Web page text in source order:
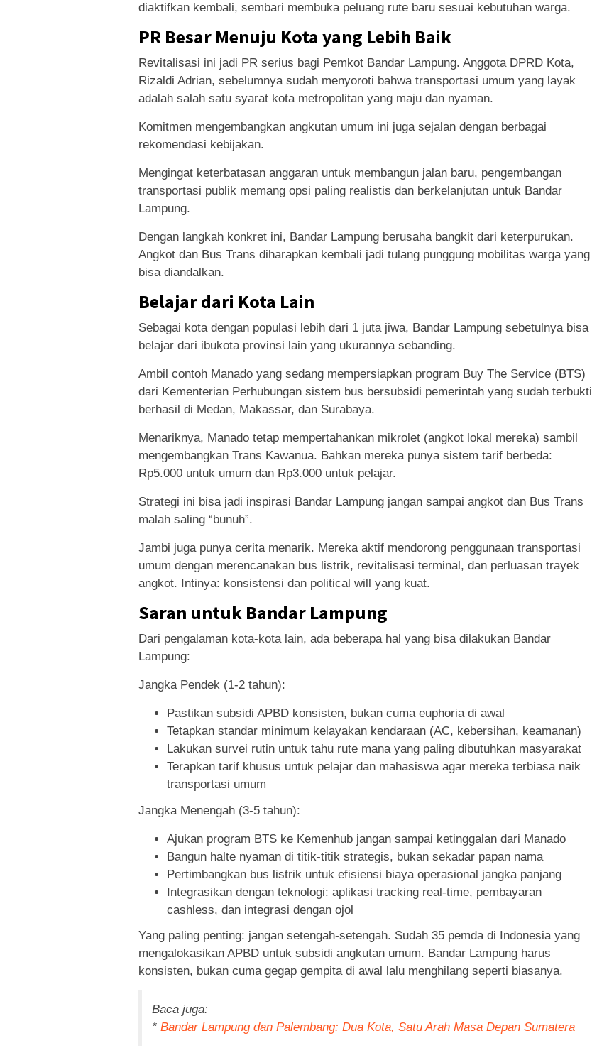
diaktifkan kembali, sembari membuka peluang rute baru sesuai kebutuhan warga.
PR Besar Menuju Kota yang Lebih Baik
Revitalisasi ini jadi PR serius bagi Pemkot Bandar Lampung. Anggota DPRD Kota,
Rizaldi Adrian, sebelumnya sudah menyoroti bahwa transportasi umum yang layak
adalah salah satu syarat kota metropolitan yang maju dan nyaman.
Komitmen mengembangkan angkutan umum ini juga sejalan dengan berbagai
rekomendasi kebijakan.
Mengingat keterbatasan anggaran untuk membangun jalan baru, pengembangan
transportasi publik memang opsi paling realistis dan berkelanjutan untuk Bandar
Lampung.
Dengan langkah konkret ini, Bandar Lampung berusaha bangkit dari keterpurukan.
Angkot dan Bus Trans diharapkan kembali jadi tulang punggung mobilitas warga yang
bisa diandalkan.
Belajar dari Kota Lain
Sebagai kota dengan populasi lebih dari 1 juta jiwa, Bandar Lampung sebetulnya bisa
belajar dari ibukota provinsi lain yang ukurannya sebanding.
Ambil contoh Manado yang sedang mempersiapkan program Buy The Service (BTS)
dari Kementerian Perhubungan sistem bus bersubsidi pemerintah yang sudah terbukti
berhasil di Medan, Makassar, dan Surabaya.
Menariknya, Manado tetap mempertahankan mikrolet (angkot lokal mereka) sambil
mengembangkan Trans Kawanua. Bahkan mereka punya sistem tarif berbeda:
Rp5.000 untuk umum dan Rp3.000 untuk pelajar.
Strategi ini bisa jadi inspirasi Bandar Lampung jangan sampai angkot dan Bus Trans
malah saling “bunuh”.
Jambi juga punya cerita menarik. Mereka aktif mendorong penggunaan transportasi
umum dengan merencanakan bus listrik, revitalisasi terminal, dan perluasan trayek
angkot. Intinya: konsistensi dan political will yang kuat.
Saran untuk Bandar Lampung
Dari pengalaman kota-kota lain, ada beberapa hal yang bisa dilakukan Bandar
Lampung:
Jangka Pendek (1-2 tahun):
Pastikan subsidi APBD konsisten, bukan cuma euphoria di awal
Tetapkan standar minimum kelayakan kendaraan (AC, kebersihan, keamanan)
Lakukan survei rutin untuk tahu rute mana yang paling dibutuhkan masyarakat
Terapkan tarif khusus untuk pelajar dan mahasiswa agar mereka terbiasa naik
transportasi umum
Jangka Menengah (3-5 tahun):
Ajukan program BTS ke Kemenhub jangan sampai ketinggalan dari Manado
Bangun halte nyaman di titik-titik strategis, bukan sekadar papan nama
Pertimbangkan bus listrik untuk efisiensi biaya operasional jangka panjang
Integrasikan dengan teknologi: aplikasi tracking real-time, pembayaran
cashless, dan integrasi dengan ojol
Yang paling penting: jangan setengah-setengah. Sudah 35 pemda di Indonesia yang
mengalokasikan APBD untuk subsidi angkutan umum. Bandar Lampung harus
konsisten, bukan cuma gegap gempita di awal lalu menghilang seperti biasanya.
Baca juga:
* Bandar Lampung dan Palembang: Dua Kota, Satu Arah Masa Depan Sumatera